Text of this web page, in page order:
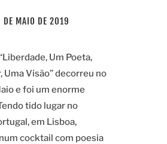
DE MAIO DE 2019
Um Poeta,
Uma Visão” decorreu no
e foi um enorme
tido lugar no
em Lisboa,
cocktail com poesia